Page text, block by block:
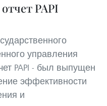
PAPI
управления
PAPI - был выпущен
эффективности
и